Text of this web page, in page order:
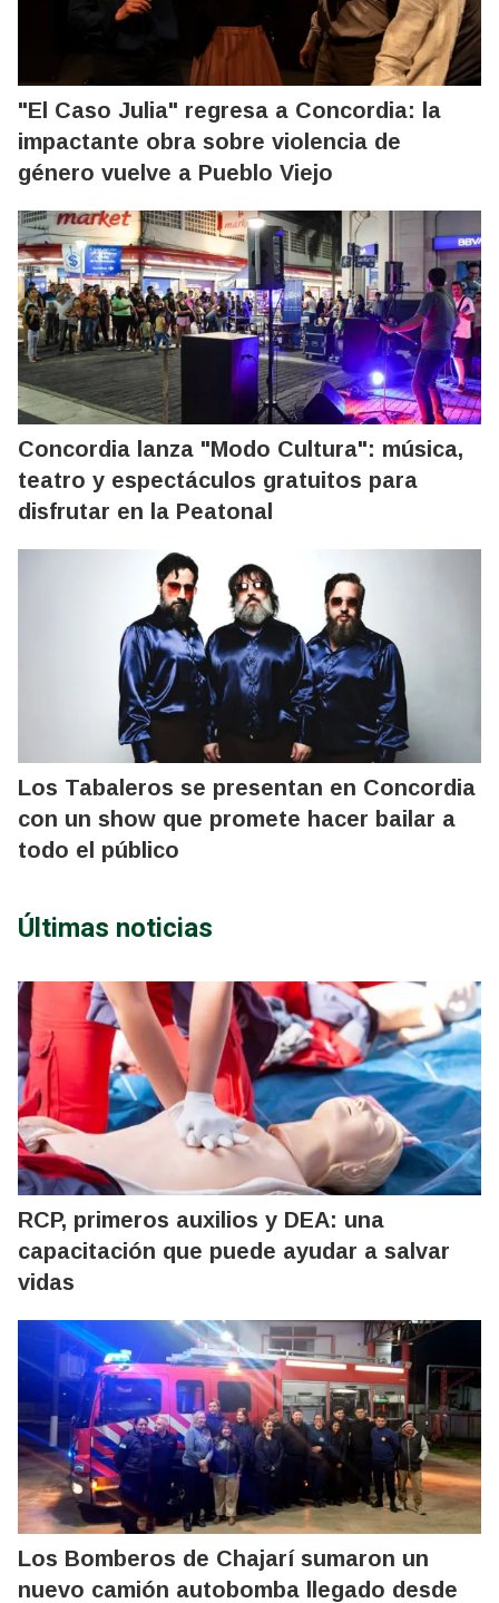
"El Caso Julia" regresa a Concordia: la
impactante obra sobre violencia de
género vuelve a Pueblo Viejo
Concordia lanza "Modo Cultura": música,
teatro y espectáculos gratuitos para
disfrutar en la Peatonal
Los Tabaleros se presentan en Concordia
con un show que promete hacer bailar a
todo el público
Últimas noticias
RCP, primeros auxilios y DEA: una
capacitación que puede ayudar a salvar
vidas
Los Bomberos de Chajarí sumaron un
nuevo camión autobomba llegado desde